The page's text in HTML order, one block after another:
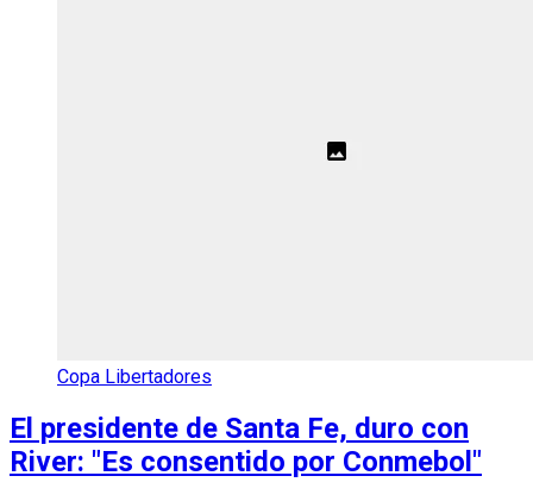
Copa Libertadores
El presidente de Santa Fe, duro con
River: "Es consentido por Conmebol"